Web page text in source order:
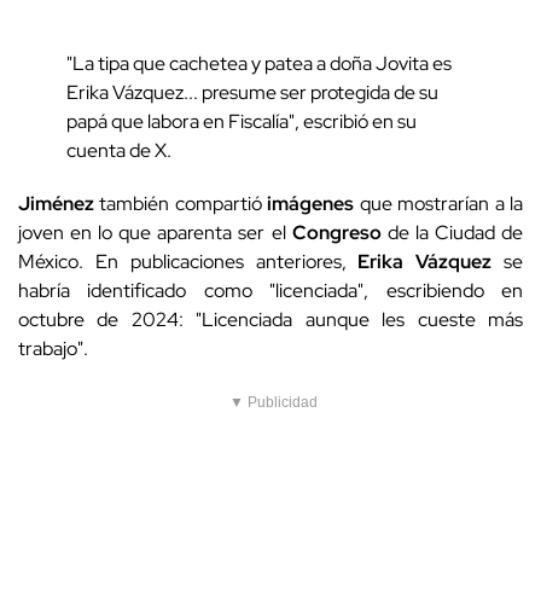
"La tipa que cachetea y patea a doña Jovita es
Erika Vázquez... presume ser protegida de su
papá que labora en Fiscalía", escribió en su
cuenta de X.
Jiméneztambién compartióimágenes que mostrarían a la
joven en lo que aparenta ser el Congresode la Ciudad de
México. En publicaciones anteriores, Erika Vázquez se
habría identificado como "licenciada", escribiendo en
octubre de 2024: "Licenciada aunque les cueste más
trabajo".
▼ Publicidad